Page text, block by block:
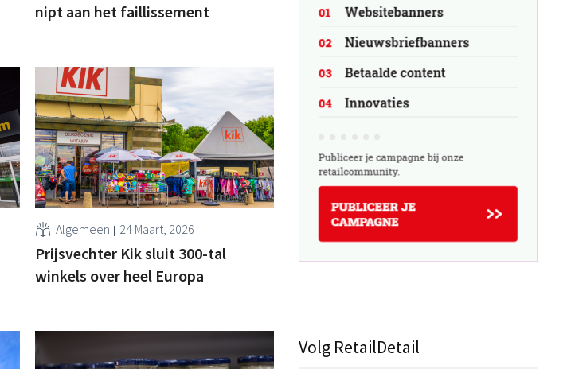
nipt aan het faillissement
Algemeen 24 Maart, 2026
Prijsvechter Kik sluit 300-tal
winkels over heel Europa
Volg RetailDetail